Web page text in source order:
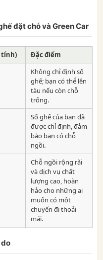
đặt chỗ và Green Car
tính)
Đặc điểm
Không chỉ định số
ghế; bạn có thể lên
tàu nếu còn chỗ
trống.
Số ghế của bạn đã
được chỉ định, đảm
bảo bạn có chỗ
ngồi.
Chỗ ngồi rộng rãi
và dịch vụ chất
lượng cao, hoàn
hảo cho những ai
muốn có một
chuyến đi thoải
mái.